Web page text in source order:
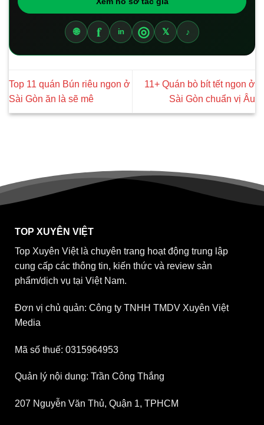
🌐 f in ◎ 𝕏 ♪
Top 11 quán Bún riêu ngon ở
Sài Gòn ăn là sẽ mê
11+ Quán bò bít tết ngon ở
Sài Gòn chuẩn vị Âu
TOP XUYÊN VIỆT
Top Xuyên Việt là chuyên trang hoạt động trung lập
cung cấp các thông tin, kiến thức và review sản
phẩm/dịch vụ tại Việt Nam.
Đơn vị chủ quản: Công ty TNHH TMDV Xuyên Việt
Media
Mã số thuế: 0315964953
Quản lý nội dung: Trần Công Thắng
207 Nguyễn Văn Thủ, Quận 1, TPHCM